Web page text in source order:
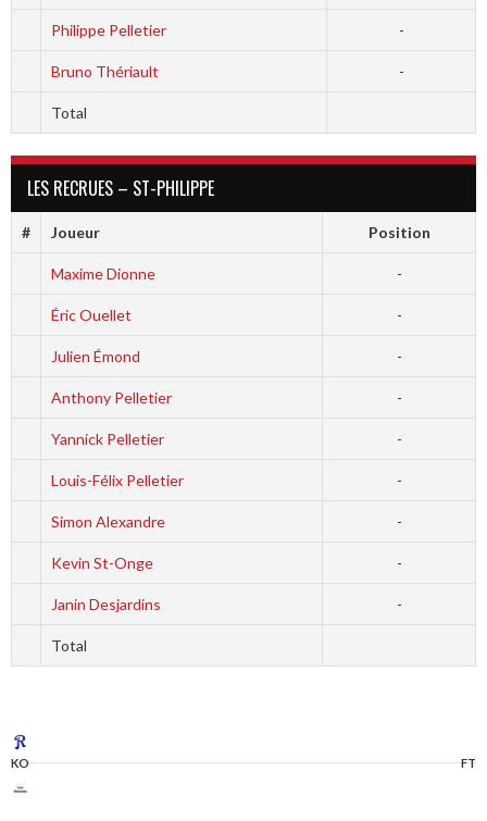
Philippe Pelletier -
Bruno Thériault -
Total
LES RECRUES – ST-PHILIPPE
# Joueur Position
Maxime Dionne -
Éric Ouellet -
Julien Émond -
Anthony Pelletier -
Yannick Pelletier -
Louis-Félix Pelletier -
Simon Alexandre -
Kevin St-Onge -
Janin Desjardins -
Total
KO FT